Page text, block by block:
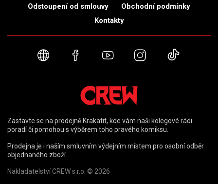
Odstoupení od smlouvy
Obchodní podmínky
Kontakty
Webové stránky
FacebookYouTubeInstagram
Zastavte se na prodejně Krakatit, kde vám naši kolegové rádi
poradí či pomohou s výběrem toho pravého komiksu.
Prodejna je i naším smluvním výdejním místem pro osobní odběr
objednaného zboží.
Nakladatelství CREW s.r.o. © 2026